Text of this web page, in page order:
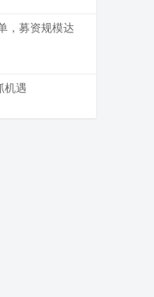
，募资规模达
机遇